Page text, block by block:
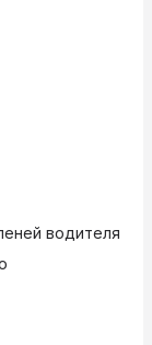
водителя